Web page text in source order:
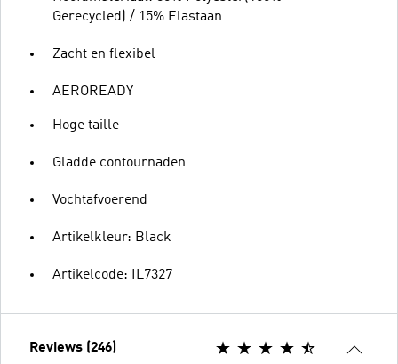
Gerecycled) / 15% Elastaan
Zacht en flexibel
AEROREADY
Hoge taille
Gladde contournaden
Vochtafvoerend
Artikelkleur: Black
Artikelcode: IL7327
Reviews (246)